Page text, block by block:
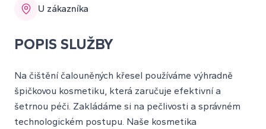
U zákazníka
POPIS SLUŽBY
Na čištění čalouněných křesel používáme výhradně
špičkovou kosmetiku, která zaručuje efektivní a
šetrnou péči. Zakládáme si na pečlivosti a správném
technologickém postupu. Naše kosmetika